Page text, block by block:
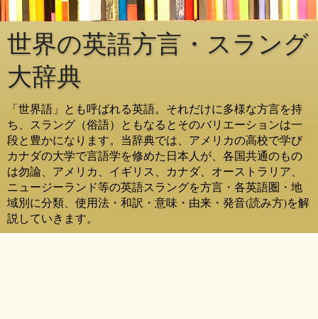
世界の英語方言・スラング
大辞典
「世界語」とも呼ばれる英語。それだけに多様な方言を持
ち、スラング（俗語）ともなるとそのバリエーションは一
段と豊かになります。当辞典では、アメリカの高校で学び
カナダの大学で言語学を修めた日本人が、各国共通のもの
は勿論、アメリカ、イギリス、カナダ、オーストラリア、
ニュージーランド等の英語スラングを方言・各英語圏・地
域別に分類、使用法・和訳・意味・由来・発音(読み方)を解
説していきます。